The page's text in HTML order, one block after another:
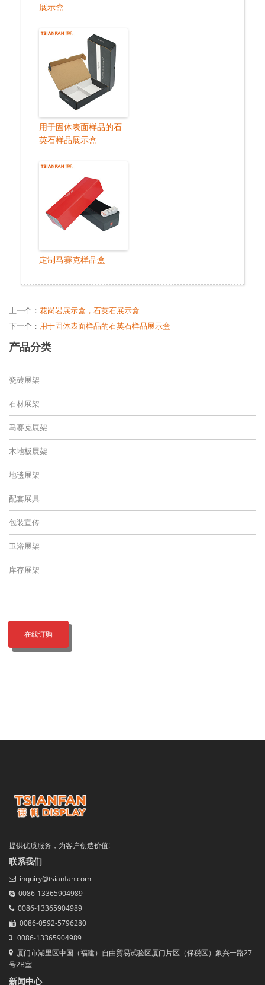
展示盒
用于固体表面样品的石
英石样品展示盒
定制马赛克样品盒
上一个： 花岗岩展示盒，石英石展示盒
下一个： 用于固体表面样品的石英石样品展示盒
产品分类
瓷砖展架
石材展架
马赛克展架
木地板展架
地毯展架
配套展具
包装宣传
卫浴展架
库存展架
在线订购
提供优质服务，为客户创造价值!
联系我们
inquiry@tsianfan.com
0086-13365904989
0086-13365904989
0086-0592-5796280
0086-13365904989
厦门市湖里区中国（福建）自由贸易试验区厦门片区（保税区）象兴一路27
号2B室
新闻中心